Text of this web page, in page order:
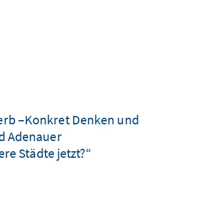
–Konkret Denken und
Adenauer
Städte jetzt?“